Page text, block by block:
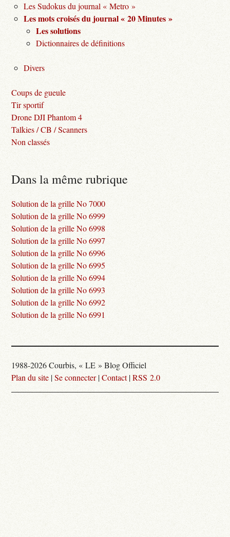
Les Sudokus du journal « Metro »
Les mots croisés du journal « 20 Minutes »
Les solutions
Dictionnaires de définitions
Divers
Coups de gueule
Tir sportif
Drone DJI Phantom 4
Talkies / CB / Scanners
Non classés
Dans la même rubrique
Solution de la grille No 7000
Solution de la grille No 6999
Solution de la grille No 6998
Solution de la grille No 6997
Solution de la grille No 6996
Solution de la grille No 6995
Solution de la grille No 6994
Solution de la grille No 6993
Solution de la grille No 6992
Solution de la grille No 6991
1988-2026 Courbis, « LE » Blog Officiel
Plan du site |Se connecter|Contact|RSS 2.0